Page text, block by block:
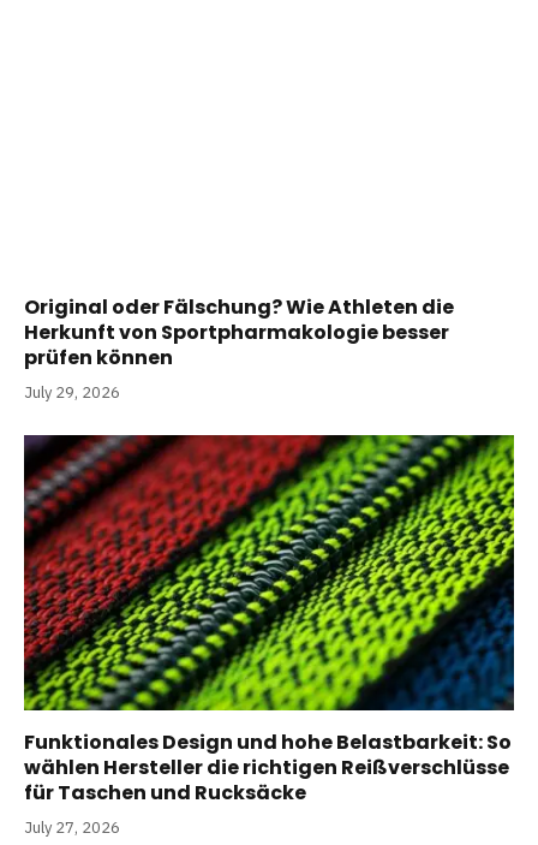
Original oder Fälschung? Wie Athleten die
Herkunft von Sportpharmakologie besser
prüfen können
July 29, 2026
Funktionales Design und hohe Belastbarkeit: So
wählen Hersteller die richtigen Reißverschlüsse
für Taschen und Rucksäcke
July 27, 2026